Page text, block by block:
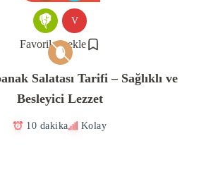
Favorilere ekle
V
Salatası Tarifi – Sağlıklı ve
Besleyici Lezzet
10 dakika Kolay